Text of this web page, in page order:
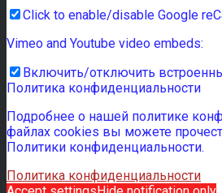
Click to enable/disable Google
Vimeo and Youtube video embeds:
Включить/отключить
Политика конфиденциальности
Подробнее о нашей политике
файлах cookies вы можете
Политики конфиденциальности.
Политика конфиденциальности